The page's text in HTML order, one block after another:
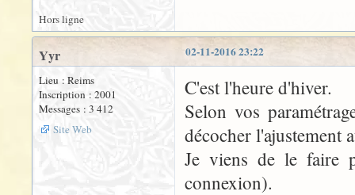
Hors ligne
02-11-2016 23:22
Yyr
Lieu : Reims
Inscription : 2001
Messages : 3 412
Site Web
C'est l'heure d'hiver.
Selon vos
décocher l'ajustement
Je viens de le faire
connexion).